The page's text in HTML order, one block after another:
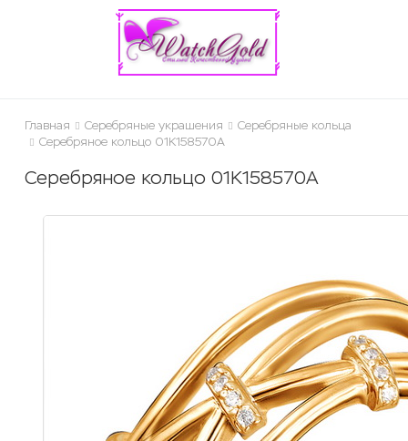
Главная Серебряные украшения
Серебряные кольца
Серебряное кольцо 01К158570А
Серебряное кольцо 01К158570А